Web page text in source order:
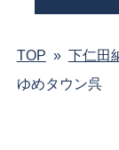
TOP » 下仁田
ゆめタウン呉